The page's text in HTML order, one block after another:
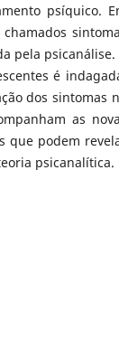
psíquico.
pela psicanálise.
é
dos sintomas
as
que podem
psicanalítica.